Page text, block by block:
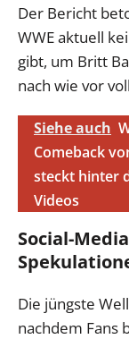
Der Bericht
WWE aktuell
gibt, um Britt
nach wie vor
Siehe auch
Comeback
steckt hinter
Videos
Social-
Die jüngste
nachdem Fans